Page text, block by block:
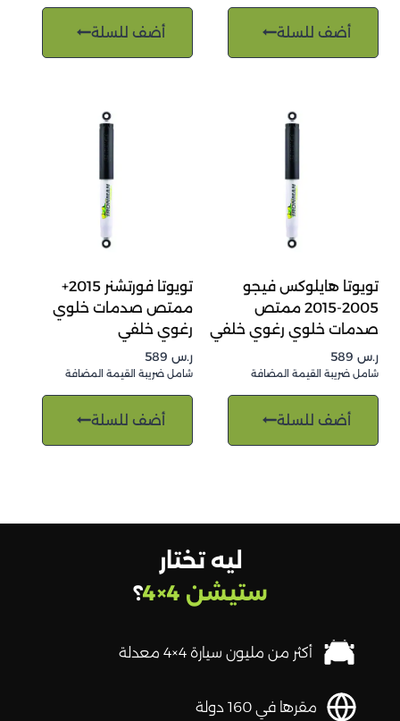
أضف للسلة أضف للسلة
تويوتا هايلوكس فيجو
2005-2015 ممتص
صدمات خلوي رغوي خلفي
ر.س
شامل ضريبة القيمة المضافة
أضف للسلة
تويوتا فورتشنر 2015+
ممتص صدمات خلوي
رغوي خلفي
ر.س
شامل ضريبة القيمة المضافة
أضف للسلة
ليه تختار
ستيشن 4×4
؟
أكثر من مليون سيارة 4×4 معدلة
مقرها في 160 دولة